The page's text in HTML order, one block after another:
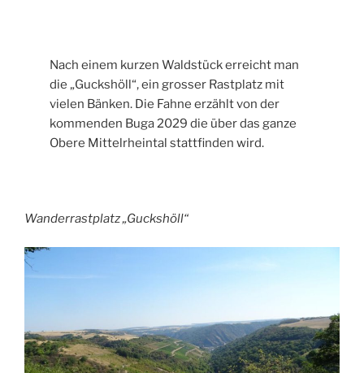
Nach einem kurzen Waldstück erreicht man
die „Guckshöll“, ein grosser Rastplatz mit
vielen Bänken. Die Fahne erzählt von der
kommenden Buga 2029 die über das ganze
Obere Mittelrheintal stattfinden wird.
Wanderrastplatz „Guckshöll“